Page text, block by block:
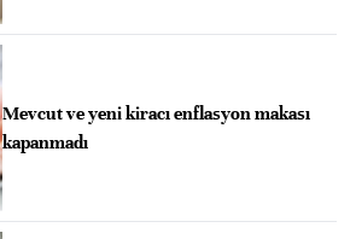
Mevcut ve yeni kiracı enflasyon makası
kapanmadı